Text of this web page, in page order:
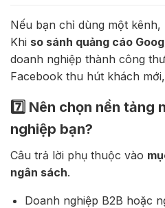
Nếu bạn chỉ dùng một
Khi so sánh quảng cáo
doanh nghiệp thành công
Facebook thu hút khách
7️⃣ Nên chọn nền tảng
nghiệp bạn?
Câu trả lời phụ thuộc vào
ngân sách.
Doanh nghiệp B2B hoặc